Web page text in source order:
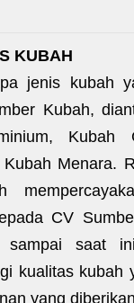
KUBAH
jenis kubah
Kubah,
Kubah
Menara.
CV
sampai saat
kualitas kubah
yang